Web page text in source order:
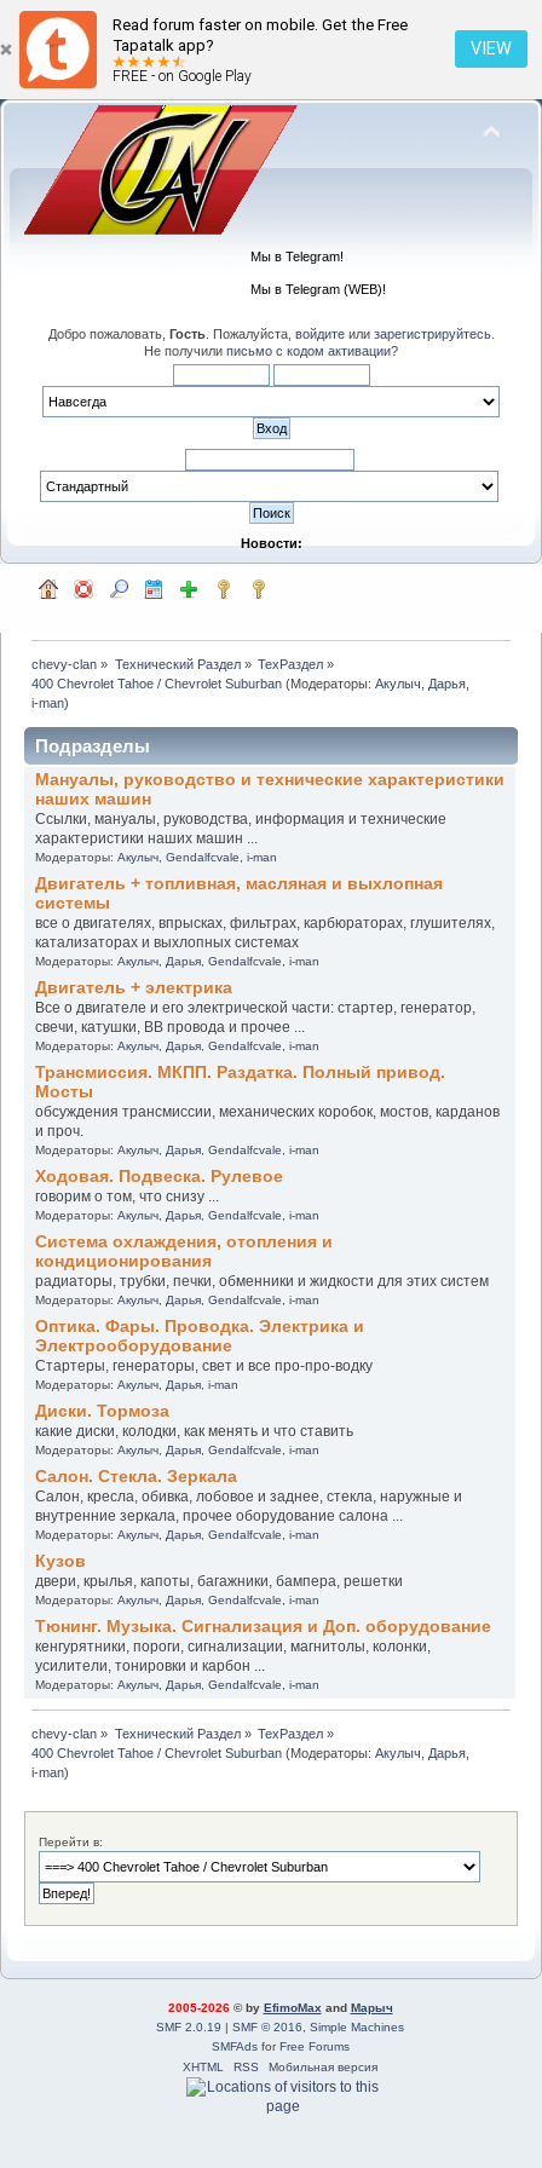
Read forum faster on mobile. Get the Free
Tapatalk app?
FREE - on Google Play
VIEW
Мы в Telegram!
Мы в Telegram (WEB)!
Добро пожаловать, Гость. Пожалуйста, войдитеили зарегистрируйтесь.
Не получили письмо с кодом активации?
Новости:
chevy-clan » Технический Раздел» ТехРаздел»
400 Chevrolet Tahoe / Chevrolet Suburban (Модераторы:Акулыч Дарья
i-man)
Подразделы
Мануалы, руководство и технические характеристики
наших машин
Ссылки, мануалы, руководства, информация и технические
характеристики наших машин ...
Модераторы: Акулыч, Gendalfcvale i-man
Двигатель + топливная, масляная и выхлопная
системы
все о двигателях, впрысках, фильтрах, карбюраторах, глушителях,
катализаторах и выхлопных системах
Модераторы: Акулыч, Дарья, Gendalfcvale i-man
Двигатель + электрика
Все о двигателе и его электрической части: стартер, генератор,
свечи, катушки, ВВ провода и прочее ...
Модераторы: Акулыч, Дарья, Gendalfcvale i-man
Трансмиссия. МКПП. Раздатка. Полный привод.
Мосты
обсуждения трансмиссии, механических коробок, мостов, карданов
и проч.
Модераторы: Акулыч, Дарья, Gendalfcvale i-man
Ходовая. Подвеска. Рулевое
говорим о том, что снизу ...
Модераторы: Акулыч, Дарья, Gendalfcvale i-man
Система охлаждения, отопления и
кондиционирования
радиаторы, трубки, печки, обменники и жидкости для этих систем
Модераторы: Акулыч, Дарья, Gendalfcvale i-man
Оптика. Фары. Проводка. Электрика и
Электрооборудование
Стартеры, генераторы, свет и все про-про-водку
Модераторы: Акулыч, Дарья, i-man
Диски. Тормоза
какие диски, колодки, как менять и что ставить
Модераторы: Акулыч, Дарья, Gendalfcvale i-man
Салон. Стекла. Зеркала
Салон, кресла, обивка, лобовое и заднее, стекла, наружные и
внутренние зеркала, прочее оборудование салона ...
Модераторы: Акулыч, Дарья, Gendalfcvale i-man
Кузов
двери, крылья, капоты, багажники, бампера, решетки
Модераторы: Акулыч, Дарья, Gendalfcvale i-man
Тюнинг. Музыка. Сигнализация и Доп. оборудование
кенгурятники, пороги, сигнализации, магнитолы, колонки,
усилители, тонировки и карбон ...
Модераторы: Акулыч, Дарья, Gendalfcvale i-man
chevy-clan » Технический Раздел» ТехРаздел»
400 Chevrolet Tahoe / Chevrolet Suburban (Модераторы:Акулыч Дарья
i-man)
Перейти в:
2005-2026© by EfimoMax and Марыч
SMF 2.0.19 | SMF © 2016
Simple Machines
SMFAdsforFree Forums
XHTML
RSS Мобильная версия